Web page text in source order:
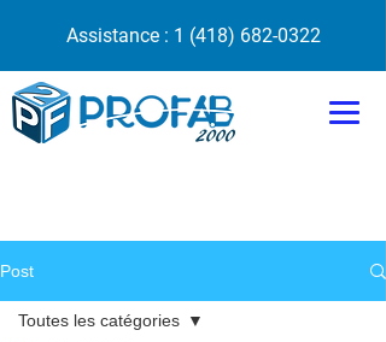
Assistance : 1 (418) 682-0322
Post
Toutes les catégories